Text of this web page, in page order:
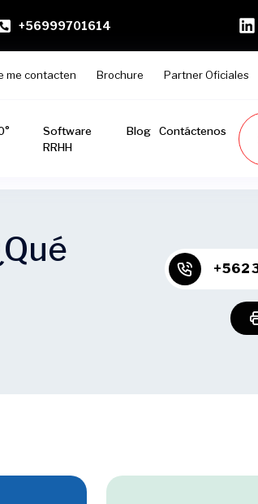
+56999701614
me contacten Brochure Partner Oficiales
Software
RRHH
Blog Contáctenos